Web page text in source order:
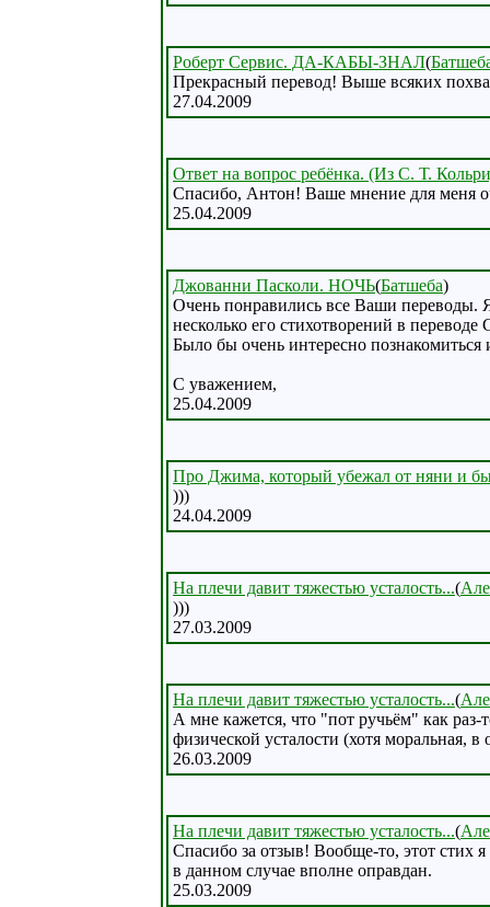
Роберт Сервис. ДА-КАБЫ-ЗНАЛ(
Прекрасный перевод! Выше всяких
27.04.2009
Ответ на вопрос ребёнка. (Из С. Т.
Спасибо, Антон! Ваше мнение для меня
25.04.2009
Джованни Пасколи. НОЧЬ(Батшеба)
Очень понравились все Ваши переводы.
несколько его стихотворений в
Было бы очень интересно
С уважением,
25.04.2009
Про Джима, который убежал от няни и
)))
24.04.2009
На плечи давит тяжестью усталость...(
)))
27.03.2009
На плечи давит тяжестью усталость...(
А мне кажется, что "пот ручьём" как раз-
физической усталости (хотя моральная,
26.03.2009
На плечи давит тяжестью усталость...(
Спасибо за отзыв! Вообще-то, этот стих
в данном случае вполне оправдан.
25.03.2009